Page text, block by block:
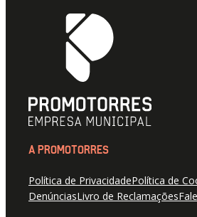
A PROMOTORRES
Política de PrivacidadePolítica de
DenúnciasLivro de Reclamações